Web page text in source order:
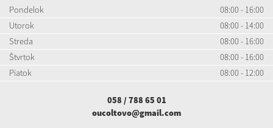
Pondelok
08:00 - 16:00
Utorok
08:00 - 14:00
Streda
08:00 - 16:00
Štvrtok
08:00 - 16:00
Piatok
08:00 - 12:00
058 / 788 65 01
oucoltovo@gmail.com